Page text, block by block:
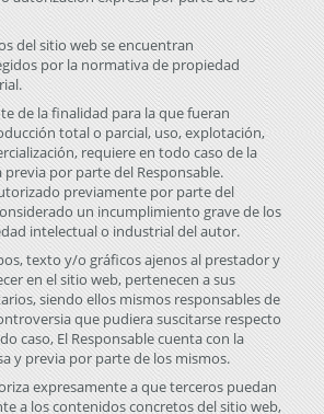
del sitio web se encuentran
por la normativa de propiedad
de la finalidad para la que fueran
total o parcial, uso, explotación,
requiere en todo caso de la
por parte del Responsable.
previamente por parte del
un incumplimiento grave de los
intelectual o industrial del autor.
texto y/o gráficos ajenos al prestador y
en el sitio web, pertenecen a sus
siendo ellos mismos responsables de
que pudiera suscitarse respecto
caso, El Responsable cuenta con la
y previa por parte de los mismos.
expresamente a que terceros puedan
a los contenidos concretos del sitio web,